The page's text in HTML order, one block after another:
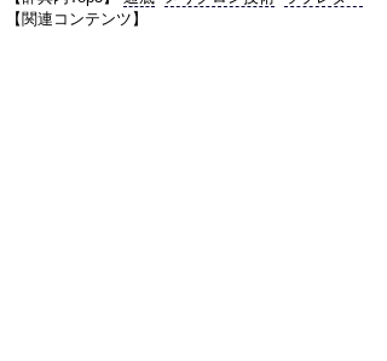
【関連コンテンツ】